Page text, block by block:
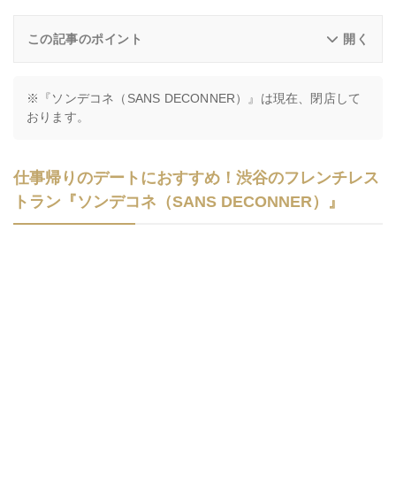
この記事のポイント
※『ソンデコネ（SANS DECONNER）』は現在、閉店して
おります。
仕事帰りのデートにおすすめ！渋谷のフレンチレス
トラン『ソンデコネ（SANS DECONNER）』